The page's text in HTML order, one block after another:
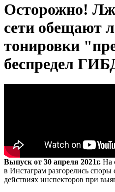
Осторожно!
сети обещают
тонировки
беспредел
Выпуск от 30 апреля 2021г. На
в Инстаграм разгорелись
действиях инспекторов при